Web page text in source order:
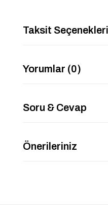
Taksit Seçenekleri
Yorumlar (0)
Soru & Cevap
Önerileriniz